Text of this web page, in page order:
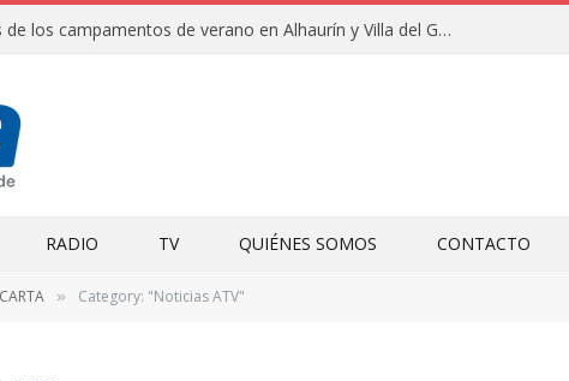
Clausuras de los campamentos de verano en Alhaurín y Villa del Guadalhorce 2026
RADIO TV QUIÉNES SOMOS CONTACTO
» Category: "Noticias ATV"